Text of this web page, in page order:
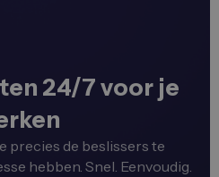
24/7 voor je
precies de beslissers te
hebben. Snel. Eenvoudig.